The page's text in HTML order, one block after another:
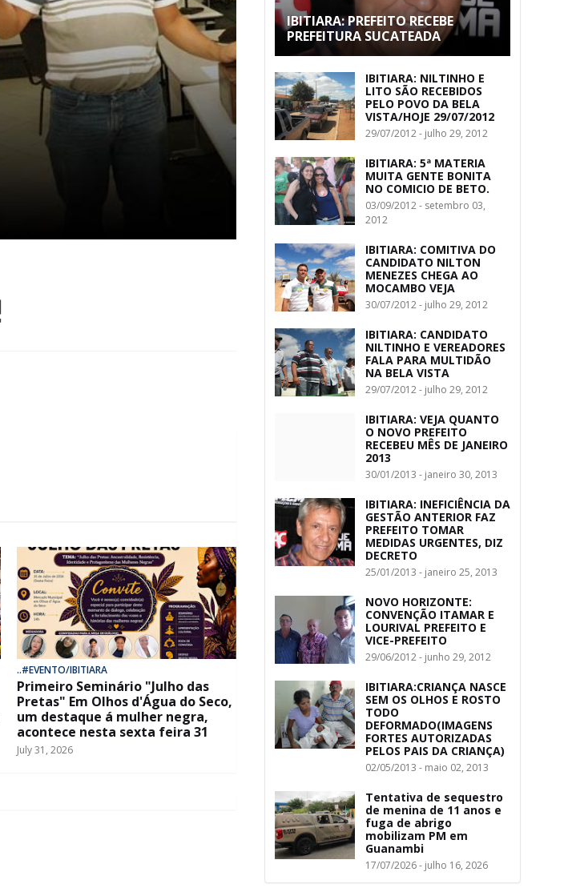
..#EVENTO/IBITIARA
Primeiro Seminário "Julho das
Pretas" Em Olhos d'Água do Seco,
um destaque á mulher negra,
acontece nesta sexta feira 31
July 31, 2026
IBITIARA: PREFEITO RECEBE
PREFEITURA SUCATEADA
IBITIARA: NILTINHO E
LITO SÃO RECEBIDOS
PELO POVO DA BELA
VISTA/HOJE 29/07/2012
29/07/2012 - julho 29, 2012
IBITIARA: 5ª MATERIA
MUITA GENTE BONITA
NO COMICIO DE BETO.
03/09/2012 - setembro 03,
2012
IBITIARA: COMITIVA DO
CANDIDATO NILTON
MENEZES CHEGA AO
MOCAMBO VEJA
30/07/2012 - julho 29, 2012
IBITIARA: CANDIDATO
NILTINHO E VEREADORES
FALA PARA MULTIDÃO
NA BELA VISTA
29/07/2012 - julho 29, 2012
IBITIARA: VEJA QUANTO
O NOVO PREFEITO
RECEBEU MÊS DE JANEIRO
2013
30/01/2013 - janeiro 30, 2013
IBITIARA: INEFICIÊNCIA DA
GESTÃO ANTERIOR FAZ
PREFEITO TOMAR
MEDIDAS URGENTES, DIZ
DECRETO
25/01/2013 - janeiro 25, 2013
NOVO HORIZONTE:
CONVENÇÃO ITAMAR E
LOURIVAL PREFEITO E
VICE-PREFEITO
29/06/2012 - junho 29, 2012
IBITIARA:CRIANÇA NASCE
SEM OS OLHOS E ROSTO
TODO
DEFORMADO(IMAGENS
FORTES AUTORIZADAS
PELOS PAIS DA CRIANÇA)
02/05/2013 - maio 02, 2013
Tentativa de sequestro
de menina de 11 anos e
fuga de abrigo
mobilizam PM em
Guanambi
17/07/2026 - julho 16, 2026